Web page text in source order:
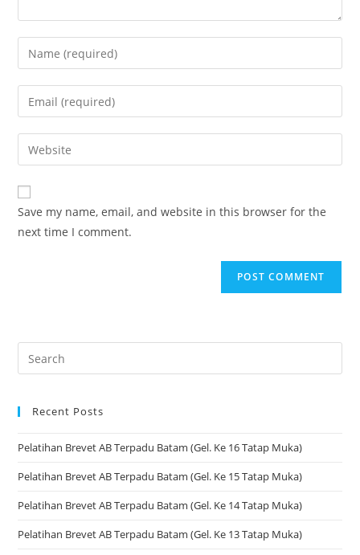
Save my name, email, and website in this browser for the
next time I comment.
Recent Posts
Pelatihan Brevet AB Terpadu Batam (Gel. Ke 16 Tatap Muka)
Pelatihan Brevet AB Terpadu Batam (Gel. Ke 15 Tatap Muka)
Pelatihan Brevet AB Terpadu Batam (Gel. Ke 14 Tatap Muka)
Pelatihan Brevet AB Terpadu Batam (Gel. Ke 13 Tatap Muka)